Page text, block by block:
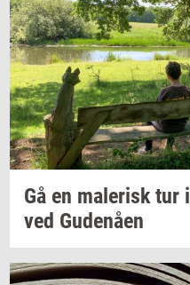
Gå en ma­le­risktur i
ved Gu­denå­en